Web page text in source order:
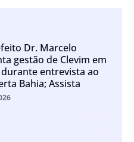
Dr. Marcelo
gestão de Clevim em
durante entrevista ao
Bahia; Assista